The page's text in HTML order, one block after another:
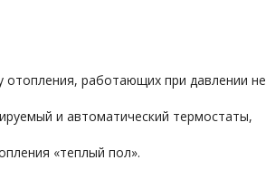
отопления, работающих при давлении не
и автоматический термостаты,
«теплый пол».